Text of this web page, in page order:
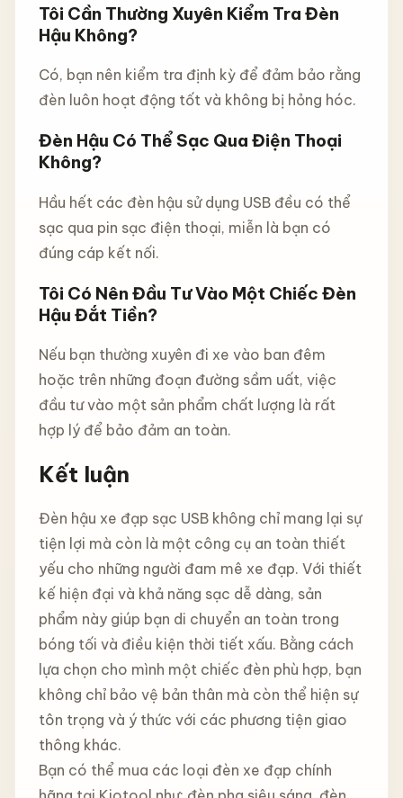
Tôi Cần Thường Xuyên Kiểm Tra Đèn
Hậu Không?
Có, bạn nên kiểm tra định kỳ để đảm bảo rằng
đèn luôn hoạt động tốt và không bị hỏng hóc.
Đèn Hậu Có Thể Sạc Qua Điện Thoại
Không?
Hầu hết các đèn hậu sử dụng USB đều có thể
sạc qua pin sạc điện thoại, miễn là bạn có
đúng cáp kết nối.
Tôi Có Nên Đầu Tư Vào Một Chiếc Đèn
Hậu Đắt Tiền?
Nếu bạn thường xuyên đi xe vào ban đêm
hoặc trên những đoạn đường sầm uất, việc
đầu tư vào một sản phẩm chất lượng là rất
hợp lý để bảo đảm an toàn.
Kết luận
Đèn hậu xe đạp sạc USB không chỉ mang lại sự
tiện lợi mà còn là một công cụ an toàn thiết
yếu cho những người đam mê xe đạp. Với thiết
kế hiện đại và khả năng sạc dễ dàng, sản
phẩm này giúp bạn di chuyển an toàn trong
bóng tối và điều kiện thời tiết xấu. Bằng cách
lựa chọn cho mình một chiếc đèn phù hợp, bạn
không chỉ bảo vệ bản thân mà còn thể hiện sự
tôn trọng và ý thức với các phương tiện giao
thông khác.
Bạn có thể mua các loại đèn xe đạp chính